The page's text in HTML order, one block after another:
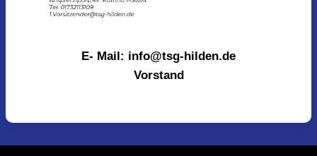
E- Mail: info@tsg-hilden.de
Vorstand